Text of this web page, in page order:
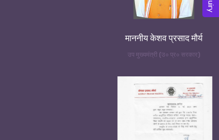
माननीय केशव प्रसाद मौर्य
उप मुख्यमंत्री (उ० प्र० सरकार)